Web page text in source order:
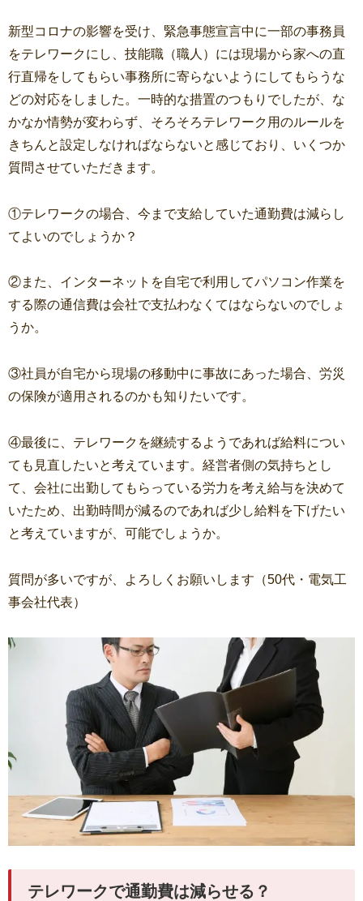
新型コロナの影響を受け、緊急事態宣言中に一部の事務員
をテレワークにし、技能職（職人）には現場から家への直
行直帰をしてもらい事務所に寄らないようにしてもらうな
どの対応をしました。一時的な措置のつもりでしたが、な
かなか情勢が変わらず、そろそろテレワーク用のルールを
きちんと設定しなければならないと感じており、いくつか
質問させていただきます。
①テレワークの場合、今まで支給していた通勤費は減らし
てよいのでしょうか？
②また、インターネットを自宅で利用してパソコン作業を
する際の通信費は会社で支払わなくてはならないのでしょ
うか。
③社員が自宅から現場の移動中に事故にあった場合、労災
の保険が適用されるのかも知りたいです。
④最後に、テレワークを継続するようであれば給料につい
ても見直したいと考えています。経営者側の気持ちとし
て、会社に出勤してもらっている労力を考え給与を決めて
いたため、出勤時間が減るのであれば少し給料を下げたい
と考えていますが、可能でしょうか。
質問が多いですが、よろしくお願いします（50代・電気工
事会社代表）
テレワークで通勤費は減らせる？